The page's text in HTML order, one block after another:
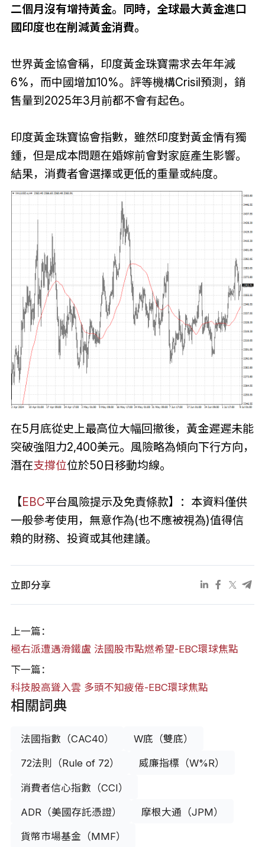
二個月沒有增持黃金。同時，全球最大黃金進口
國印度也在削減黃金消費。
世界黃金協會稱，印度黃金珠寶需求去年年減
6%，而中國增加10%。評等機構Crisil預測，銷
售量到2025年3月前都不會有起色。
印度黃金珠寶協會指數，雖然印度對黃金情有獨
鍾，但是成本問題在婚嫁前會對家庭產生影響。
結果，消費者會選擇或更低的重量或純度。
在5月底從史上最高位大幅回撤後，黃金遲遲未能
突破強阻力2,400美元。風險略為傾向下行方向，
潛在支撐位位於50日移動均線。
【EBC平台風險提示及免責條款】：本資料僅供
一般參考使用，無意作為(也不應被視為)值得信
賴的財務、投資或其他建議。
立即分享
上一篇：
極右派遭遇滑鐵盧 法國股市點燃希望-EBC環球焦點
下一篇：
科技股高聳入雲 多頭不知疲倦-EBC環球焦點
相關詞典
法國指數（CAC40） W底（雙底）
72法則（Rule of 72） 威廉指標（W%R）
消費者信心指數（CCI）
ADR（美國存託憑證） 摩根大通（JPM）
貨幣市場基金（MMF）